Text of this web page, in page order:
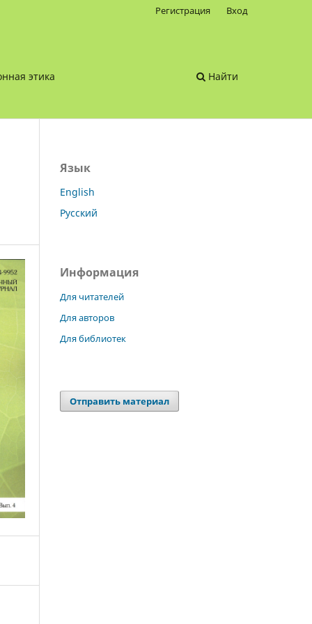
этика Найти
Регистрация Вход
Язык
English
Русский
Информация
Для читателей
Для авторов
Для библиотек
Отправить материал